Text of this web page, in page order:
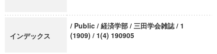
インデックス
/ Public / 経済学部 / 三田学会雑誌 / 1
(1909) / 1(4) 190905